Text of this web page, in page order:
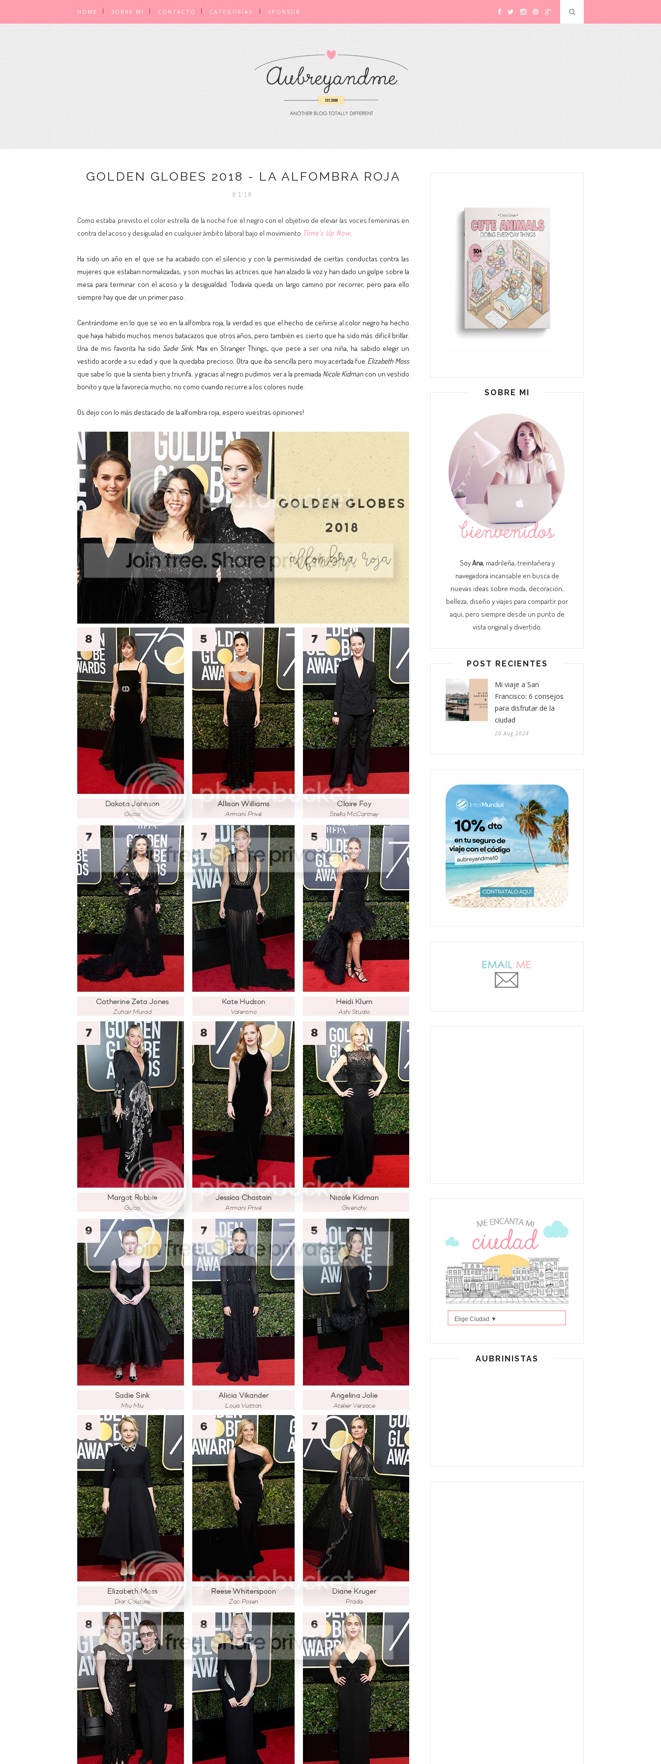
HOME SOBRE MI CONTACTO CATEGORÍAS SPONSOR
GOLDEN GLOBES 2018 - LA ALFOMBRA ROJA
8.1.18
Como estaba previsto el color estrella de la noche fue el negro con el objetivo de elevar las voces femeninas en
contra del acoso y desigualad en cualquier ámbito laboral bajo el movimiento Time's Up Now.
Ha sido un año en el que se ha acabado con el silencio y con la permisividad de ciertas conductas contra las
mujeres que estaban normalizadas, y son muchas las actrices que han alzado la voz y han dado un golpe sobre la
mesa para terminar con el acoso y la desigualdad. Todavía queda un largo camino por recorrer, pero para ello
siempre hay que dar un primer paso.
Centrándome en lo que se vio en la alfombra roja, la verdad es que el hecho de ceñirse al color negro ha hecho
que haya habido muchos menos batacazos que otros años, pero también es cierto que ha sido más difícil brillar.
Una de mis favorita ha sido Sadie Sink, Max en Stranger Things, que pese a ser una niña, ha sabido elegir un
vestido acorde a su edad y que la quedaba precioso. Otra que iba sencilla pero muy acertada fue Elizabeth Moss
que sabe lo que la sienta bien y triunfa, y gracias al negro pudimos ver a la premiada Nicole Kidmancon un vestido
bonito y que la favorecía mucho, no como cuando recurre a los colores nude.
Os dejo con lo más destacado de la alfombra roja, espero vuestras opiniones!
SOBRE MI
SoyAna, madrileña, treintañera y
navegadora incansable en busca de
nuevas ideas sobre moda, decoración,
belleza, diseño y viajes para compartir por
aquí, pero siempre desde un punto de
vista original y divertido.
POST RECIENTES
Mi viaje a San
Francisco: 6 consejos
para disfrutar de la
ciudad
20 Aug 2024
Elige Ciudad ▼
AUBRINISTAS